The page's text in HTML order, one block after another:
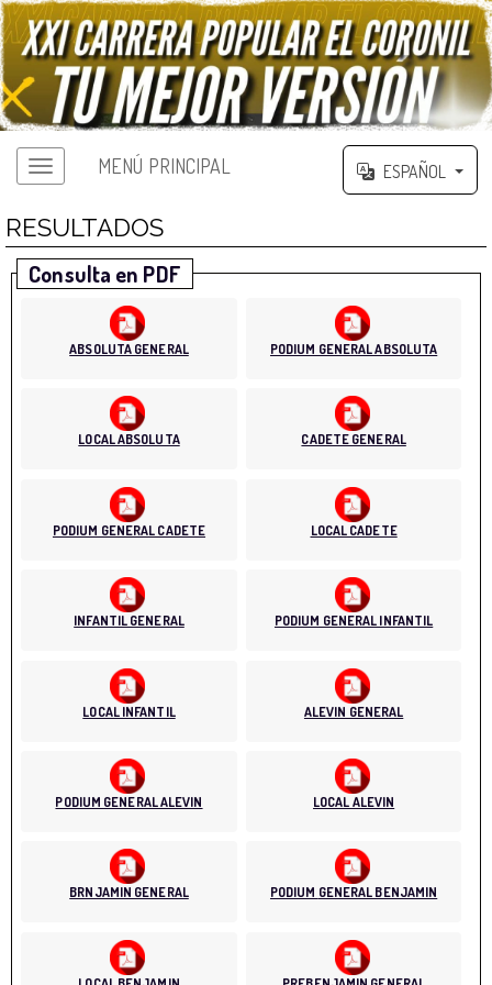
MENÚ PRINCIPAL ESPAÑOL
RESULTADOS
Consulta en PDF
ABSOLUTA GENERAL PODIUM GENERAL ABSOLUTA
LOCAL ABSOLUTA CADETE GENERAL
PODIUM GENERAL CADETE LOCAL CADETE
INFANTIL GENERAL PODIUM GENERAL INFANTIL
LOCAL INFANTIL ALEVIN GENERAL
PODIUM GENERAL ALEVIN LOCAL ALEVIN
BRNJAMIN GENERAL PODIUM GENERAL BENJAMIN